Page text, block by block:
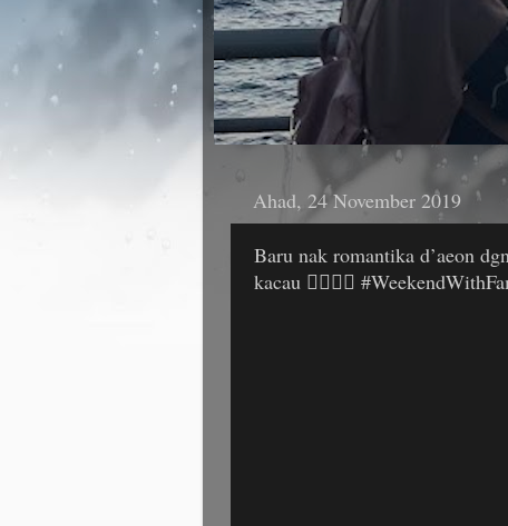
Ahad, 24 November 2019
Baru nak romantika d’aeon
kacau 🤦‍♀️🤦‍♀️